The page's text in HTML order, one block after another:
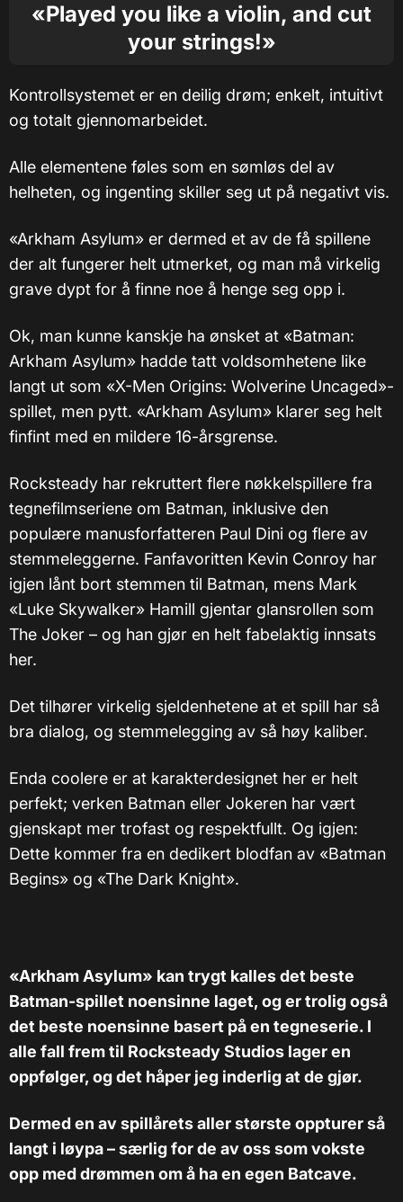
«Played you like a violin, and cut
your strings!»
Kontrollsystemet er en deilig drøm; enkelt, intuitivt
og totalt gjennomarbeidet.
Alle elementene føles som en sømløs del av
helheten, og ingenting skiller seg ut på negativt vis.
«Arkham Asylum» er dermed et av de få spillene
der alt fungerer helt utmerket, og man må virkelig
grave dypt for å finne noe å henge seg opp i.
Ok, man kunne kanskje ha ønsket at «Batman:
Arkham Asylum» hadde tatt voldsomhetene like
langt ut som «X-Men Origins: Wolverine Uncaged»-
spillet, men pytt. «Arkham Asylum» klarer seg helt
finfint med en mildere 16-årsgrense.
Rocksteady har rekruttert flere nøkkelspillere fra
tegnefilmseriene om Batman, inklusive den
populære manusforfatteren Paul Dini og flere av
stemmeleggerne. Fanfavoritten Kevin Conroy har
igjen lånt bort stemmen til Batman, mens Mark
«Luke Skywalker» Hamill gjentar glansrollen som
The Joker – og han gjør en helt fabelaktig innsats
her.
Det tilhører virkelig sjeldenhetene at et spill har så
bra dialog, og stemmelegging av så høy kaliber.
Enda coolere er at karakterdesignet her er helt
perfekt; verken Batman eller Jokeren har vært
gjenskapt mer trofast og respektfullt. Og igjen:
Dette kommer fra en dedikert blodfan av «Batman
Begins» og «The Dark Knight».
«Arkham Asylum» kan trygt kalles det beste
Batman-spillet noensinne laget, og er trolig også
det beste noensinne basert på en tegneserie. I
alle fall frem til Rocksteady Studios lager en
oppfølger, og det håper jeg inderlig at de gjør.
Dermed en av spillårets aller største oppturer så
langt i løypa – særlig for de av oss som vokste
opp med drømmen om å ha en egen Batcave.